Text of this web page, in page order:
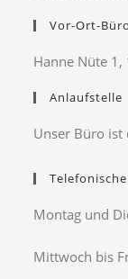
Vor-Ort-Büro
Hanne Nüte
Anlaufstelle
Unser Büro ist
Montag und
Mittwoch bis